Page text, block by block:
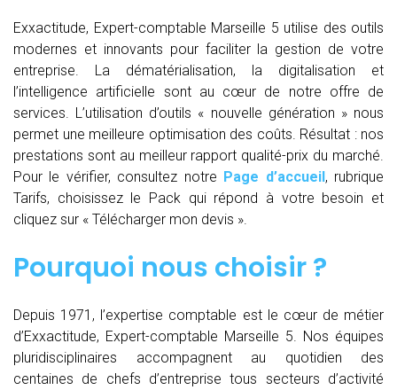
Exxactitude, Expert-comptable Marseille 5 utilise des outils
modernes et innovants pour faciliter la gestion de votre
entreprise. La dématérialisation, la digitalisation et
l’intelligence artificielle sont au cœur de notre offre de
services. L’utilisation d’outils « nouvelle génération » nous
permet une meilleure optimisation des coûts. Résultat : nos
prestations sont au meilleur rapport qualité-prix du marché.
Pour le vérifier, consultez notre Page d’accueil, rubrique
Tarifs, choisissez le Pack qui répond à votre besoin et
cliquez sur « Télécharger mon devis ».
Pourquoi nous choisir ?
Depuis 1971, l’expertise comptable est le cœur de métier
d’Exxactitude, Expert-comptable Marseille 5. Nos équipes
pluridisciplinaires accompagnent au quotidien des
centaines de chefs d’entreprise tous secteurs d’activité